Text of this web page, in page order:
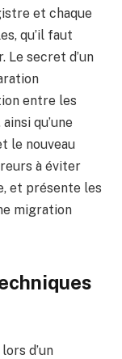
et chaque
qu’il faut
Le secret d’un
entre les
qu’une
le nouveau
à éviter
et présente les
migration
d’un